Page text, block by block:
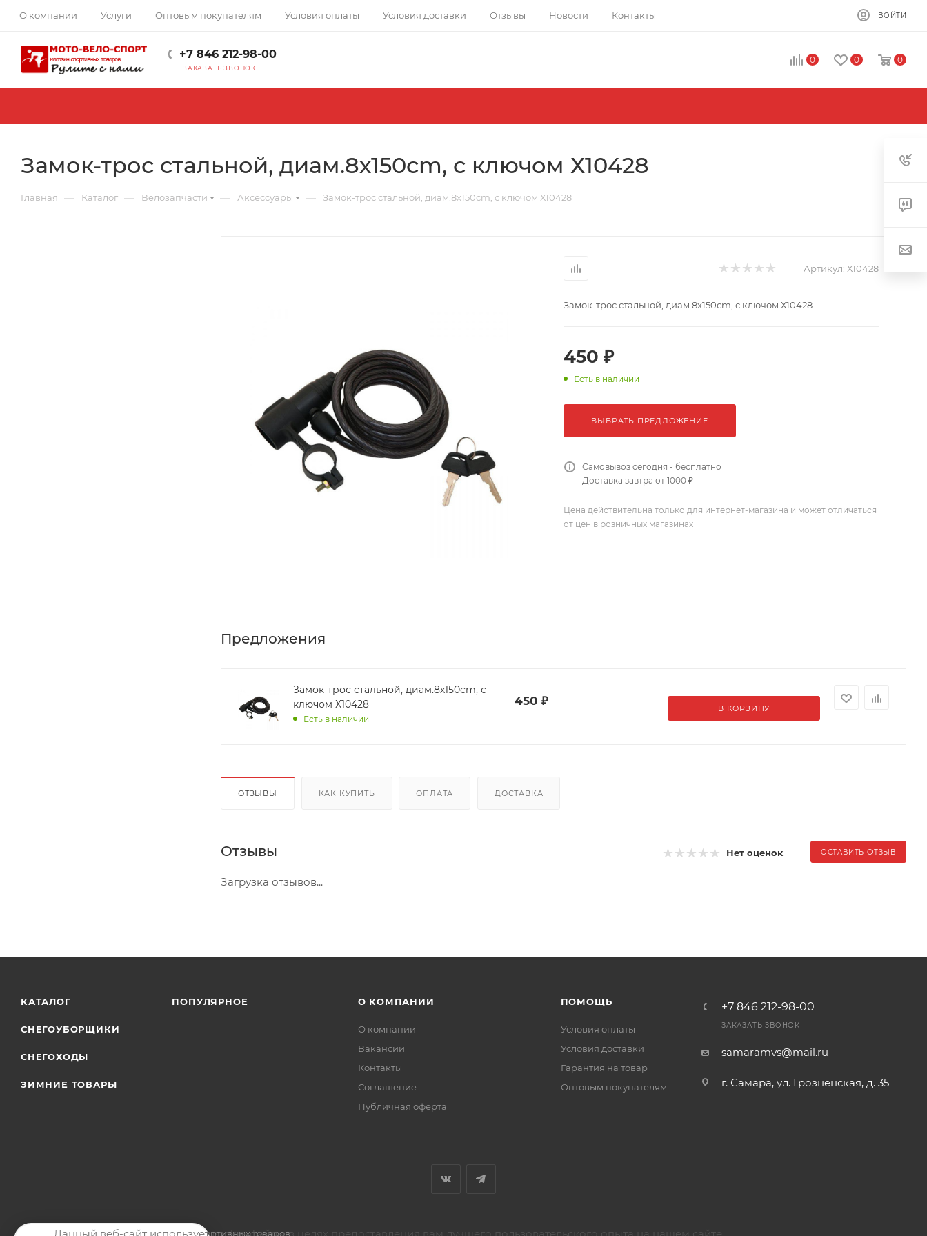
О компании Услуги Оптовым покупателям Условия оплаты Условия доставки Отзывы Новости Контакты ВОЙТИ
+7 846 212-98-00
ЗАКАЗАТЬ ЗВОНОК
0 0 0
Замок-трос стальной, диам.8х150сm, с ключом Х10428
Главная — Каталог — Велозапчасти — Аксессуары — Замок-трос стальной, диам.8х150сm, с ключом Х10428
Артикул: Х10428
Замок-трос стальной, диам.8х150сm, с ключом Х10428
450 ₽
Есть в наличии
ВЫБРАТЬ ПРЕДЛОЖЕНИЕ
Самовывоз сегодня - бесплатно
Доставка завтра от 1000 ₽
Цена действительна только для интернет-магазина и может отличаться
от цен в розничных магазинах
Предложения
Замок-трос стальной, диам.8х150сm, с
ключом Х10428
Есть в наличии
450 ₽
В КОРЗИНУ
ОТЗЫВЫ КАК КУПИТЬ ОПЛАТА ДОСТАВКА
Отзывы Нет оценок ОСТАВИТЬ ОТЗЫВ
Загрузка отзывов...
КАТАЛОГ
СНЕГОУБОРЩИКИ
СНЕГОХОДЫ
ЗИМНИЕ ТОВАРЫ
ПОПУЛЯРНОЕ О КОМПАНИИ
О компании
Вакансии
Контакты
Соглашение
Публичная оферта
ПОМОЩЬ
Условия оплаты
Условия доставки
Гарантия на товар
Оптовым покупателям
+7 846 212-98-00
ЗАКАЗАТЬ ЗВОНОК
samaramvs@mail.ru
г. Самара, ул. Грозненская, д. 35
2026 © Магазин мото-велотехники и спортивных товаров